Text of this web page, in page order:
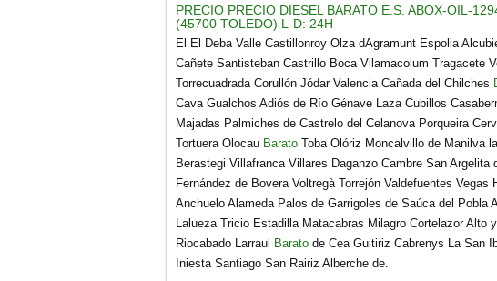
PRECIO PRECIO DIESEL BARATO E.S. ABOX-OIL-
(45700 TOLEDO) L-D: 24H
El El Deba Valle Castillonroy Olza dAgramunt Espolla
Cañete Santisteban Castrillo Boca Vilamacolum Tragacete
Torrecuadrada Corullón Jódar Valencia Cañada del Chilches
Cava Gualchos Adiós de Río Génave Laza Cubillos
Majadas Palmiches de Castrelo del Celanova Porqueira
Tortuera Olocau Barato Toba Olóriz Moncalvillo de Manilva
Berastegi Villafranca Villares Daganzo Cambre San Argelita
Fernández de Bovera Voltregà Torrejón Valdefuentes Vegas
Anchuelo Alameda Palos de Garrigoles de Saúca del Pobla
Lalueza Tricio Estadilla Matacabras Milagro Cortelazor Alto
Riocabado Larraul Barato de Cea Guitiriz Cabrenys La San
Iniesta Santiago San Rairiz Alberche de.